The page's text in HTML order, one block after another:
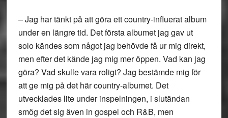
– Jag har tänkt på att göra ett country-influerat album
under en längre tid. Det första albumet jag gav ut
solo kändes som något jag behövde få ur mig direkt,
men efter det kände jag mig mer öppen. Vad kan jag
göra? Vad skulle vara roligt? Jag bestämde mig för
att ge mig på det här country-albumet. Det
utvecklades lite under inspelningen, i slutändan
smög det sig även in gospel och R&B, men